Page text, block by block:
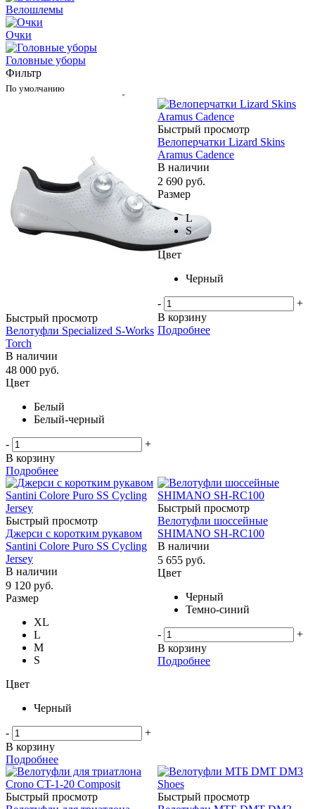
Велошлемы
Очки
Головные уборы
Фильтр
По умолчанию
Быстрый просмотр
Велотуфли Specialized S-Works
Torch
В наличии
48 000 руб.
Цвет
Белый
Белый-черный
-
+
В корзину
Подробнее
Быстрый просмотр
Велоперчатки Lizard Skins
Aramus Cadence
В наличии
2 690 руб.
Размер
L
S
Цвет
Черный
-
+
В корзину
Подробнее
Быстрый просмотр
Джерси с коротким рукавом
Santini Colore Puro SS Cycling
Jersey
В наличии
9 120 руб.
Размер
XL
L
M
S
Цвет
Черный
-
+
В корзину
Подробнее
Быстрый просмотр
Велотуфли шоссейные
SHIMANO SH-RC100
В наличии
5 655 руб.
Цвет
Черный
Темно-синий
-
+
В корзину
Подробнее
Быстрый просмотр
Быстрый просмотр